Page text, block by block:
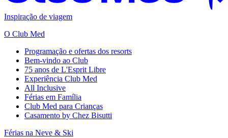
Inspiração de viagem
O Club Med
Programação e ofertas dos resorts
Bem-vindo ao Club
75 anos de L'Esprit Libre
Experiência Club Med
All Inclusive
Férias em Família
Club Med para Crianças
Casamento by Chez Bisutti
Férias na Neve & Ski